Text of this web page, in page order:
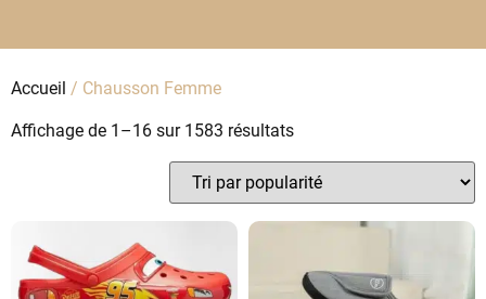
Accueil / Chausson Femme
Affichage de 1–16 sur 1583 résultats